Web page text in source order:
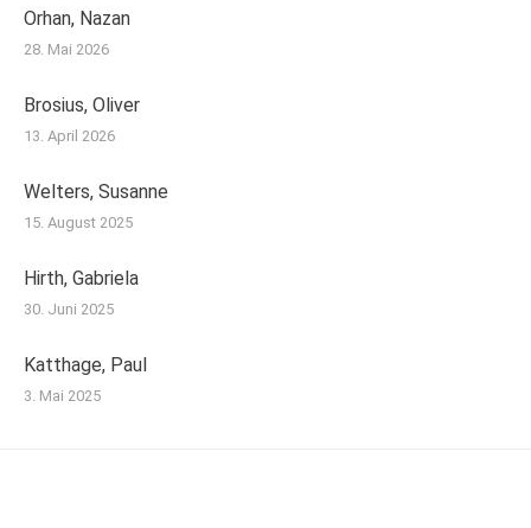
Orhan, Nazan
28. Mai 2026
Brosius, Oliver
13. April 2026
Welters, Susanne
15. August 2025
Hirth, Gabriela
30. Juni 2025
Katthage, Paul
3. Mai 2025